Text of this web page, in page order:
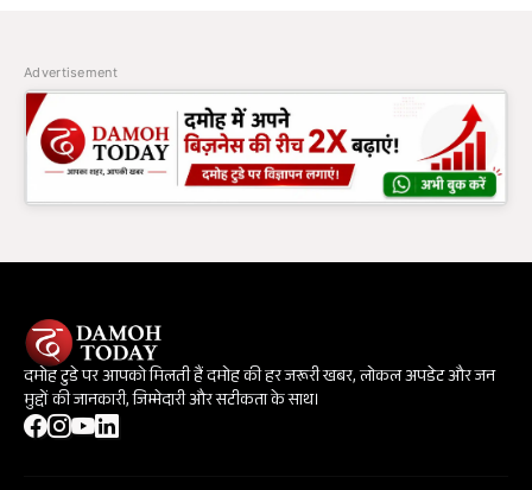
Advertisement
दमोह टुडे पर आपको मिलती हैं दमोह की हर जरूरी खबर, लोकल अपडेट और जन
मुद्दों की जानकारी, जिम्मेदारी और सटीकता के साथ।